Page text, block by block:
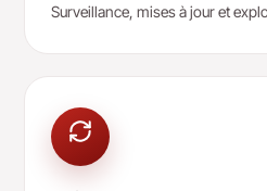
Surveillance, mises à jour et